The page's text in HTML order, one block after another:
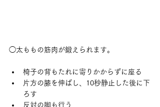
◯太ももの筋肉が鍛えられます。
椅子の背もたれに寄りかからずに座る
片方の膝を伸ばし、10秒静止した後に下
ろす
反対の脚も行う